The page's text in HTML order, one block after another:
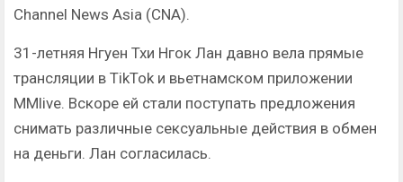
Channel News Asia (CNA).
31-летняя Нгуен Тхи Нгок Лан давно вела прямые
трансляции в TikTok и вьетнамском приложении
MMlive. Вскоре ей стали поступать предложения
снимать различные сексуальные действия в обмен
на деньги. Лан согласилась.